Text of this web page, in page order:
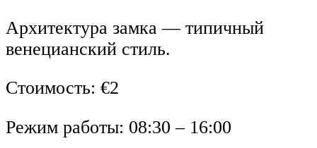
Архитектура замка — типичный
венецианский стиль.
Стоимость: €2
Режим работы: 08:30 – 16:00